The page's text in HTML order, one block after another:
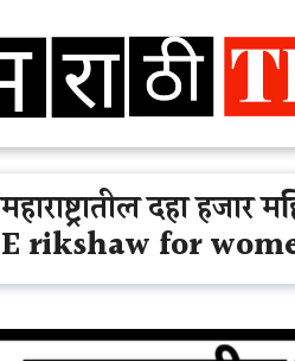
महाराष्ट्रातील दहा
E rikshaw for